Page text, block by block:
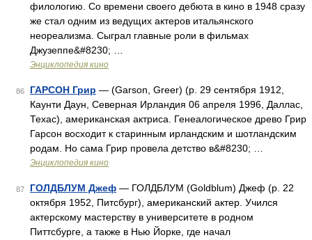
филологию. Со времени своего дебюта в кино в 1948 сразу
же стал одним из ведущих актеров итальянского
неореализма. Сыграл главные роли в фильмах
Джузеппе&#8230; …
Энциклопедия кино
86 ГАРСОН Грир — (Garson, Greer) (р. 29 сентября 1912,
Каунти Даун, Северная Ирландия 06 апреля 1996, Даллас,
Техас), американская актриса. Генеалогическое древо Грир
Гарсон восходит к старинным ирландским и шотландским
родам. Но сама Грир провела детство в&#8230; …
Энциклопедия кино
87 ГОЛДБЛУМ Джеф — ГОЛДБЛУМ (Goldblum) Джеф (р. 22
октября 1952, Питсбург), американский актер. Учился
актерскому мастерству в университете в родном
Питтсбурге, а также в Нью Йорке, где начал